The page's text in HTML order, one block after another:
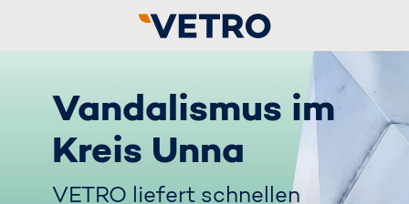
Vandalismus im
Kreis Unna
VETRO liefert schnellen